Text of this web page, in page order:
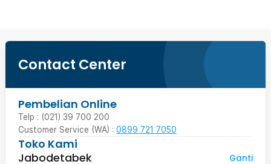
Contact Center
Pembelian Online
Telp : (021) 39 700 200
Customer Service (WA) : 0899 721 7050
Toko Kami
Jabodetabek
Ganti